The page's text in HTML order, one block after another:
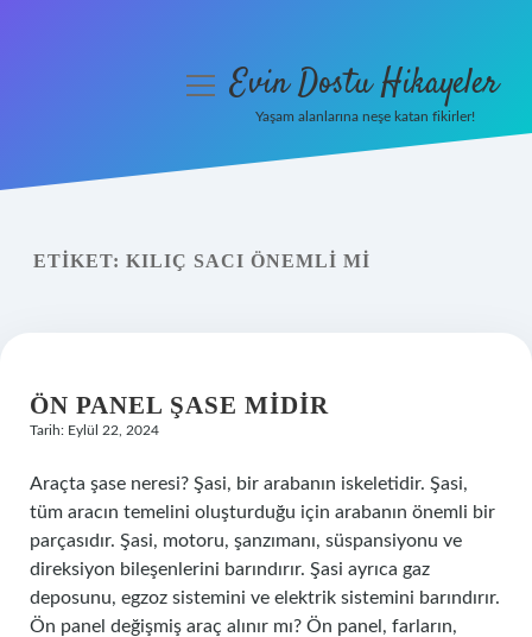
Yasal Uyarı
menüyüEvin Dostu Hikayeler
Yaşam alanlarına neşe katan fikirler!
ETIKET: KILIÇ SACI ÖNEMLI MI
ÖN PANEL ŞASE MIDIR
Tarih: Eylül 22, 2024
Araçta şase neresi? Şasi, bir arabanın iskeletidir. Şasi,
tüm aracın temelini oluşturduğu için arabanın önemli bir
parçasıdır. Şasi, motoru, şanzımanı, süspansiyonu ve
direksiyon bileşenlerini barındırır. Şasi ayrıca gaz
deposunu, egzoz sistemini ve elektrik sistemini barındırır.
Ön panel değişmiş araç alınır mı? Ön panel, farların,